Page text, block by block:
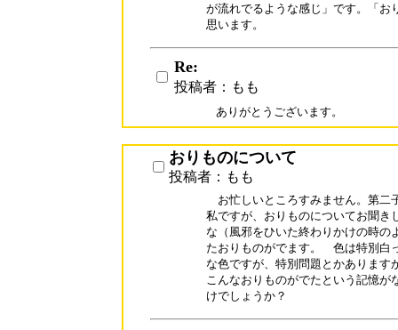
が流れでるような感じ」です。「お
思います。
Re:
投稿者：もも
ありがとうございます。
おりものについて
投稿者：もも
お忙しいところすみません。第二
私ですが、おりものについてお聞き
な（風邪をひいた終わりかけの時の
たおりものがでます。　色は特別白
な色ですが、特別問題とかあります
こんなおりものがでたという記憶が
けでしょうか？